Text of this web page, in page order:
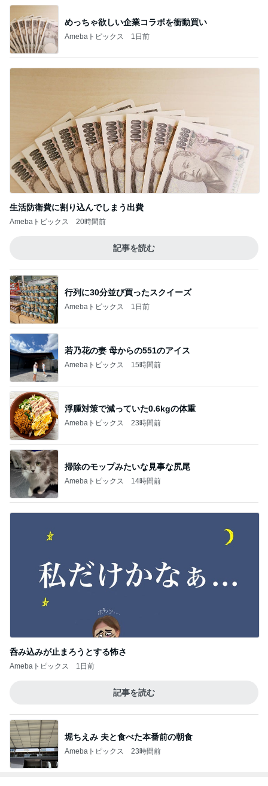
めっちゃ欲しい企業コラボを衝動買い
Amebaトピックス 1日前
生活防衛費に割り込んでしまう出費
Amebaトピックス 20時間前
記事を読む
行列に30分並び買ったスクイーズ
Amebaトピックス 1日前
若乃花の妻 母からの551のアイス
Amebaトピックス 15時間前
浮腫対策で減っていた0.6kgの体重
Amebaトピックス 23時間前
掃除のモップみたいな見事な尻尾
Amebaトピックス 14時間前
呑み込みが止まろうとする怖さ
Amebaトピックス 1日前
記事を読む
堀ちえみ 夫と食べた本番前の朝食
Amebaトピックス 23時間前